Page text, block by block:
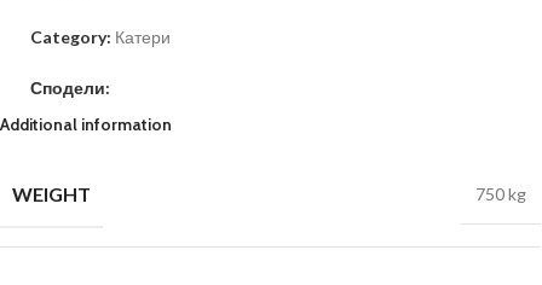
Category: Катери
Сподели:
Additional information
WEIGHT 750 kg